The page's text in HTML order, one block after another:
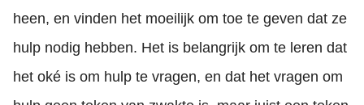
heen, en vinden het moeilijk om toe te geven dat ze
hulp nodig hebben. Het is belangrijk om te leren dat
het oké is om hulp te vragen, en dat het vragen om